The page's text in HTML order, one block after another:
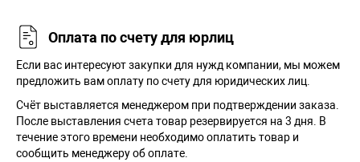
Оплата по счету для юрлиц
Если вас интересуют закупки для нужд компании, мы можем
предложить вам оплату по счету для юридических лиц.
Счёт выставляется менеджером при подтверждении заказа.
После выставления счета товар резервируется на 3 дня. В
течение этого времени необходимо оплатить товар и
сообщить менеджеру об оплате.